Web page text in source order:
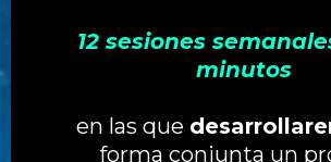
12 sesiones
minutos
en las que
forma conjunta un